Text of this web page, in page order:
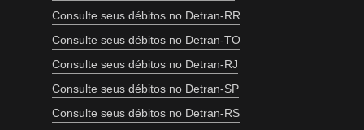
Consulte seus débitos no Detran-RR
Consulte seus débitos no Detran-TO
Consulte seus débitos no Detran-RJ
Consulte seus débitos no Detran-SP
Consulte seus débitos no Detran-RS